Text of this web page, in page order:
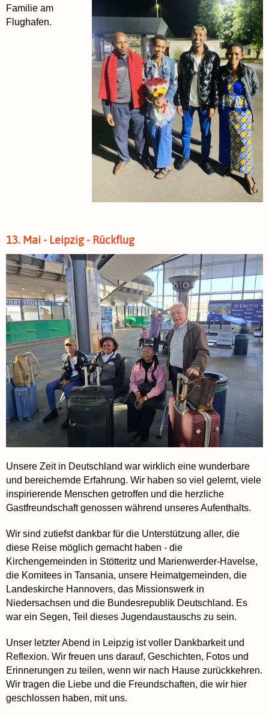
Familie am
Flughafen.
13. Mai - Leipzig - Rückflug
Unsere Zeit in Deutschland war wirklich eine wunderbare
und bereichernde Erfahrung. Wir haben so viel gelernt, viele
inspirierende Menschen getroffen und die herzliche
Gastfreundschaft genossen während unseres Aufenthalts.
Wir sind zutiefst dankbar für die Unterstützung aller, die
diese Reise möglich gemacht haben - die
Kirchengemeinden in Stötteritz und Marienwerder-Havelse,
die Komitees in Tansania, unsere Heimatgemeinden, die
Landeskirche Hannovers, das Missionswerk in
Niedersachsen und die Bundesrepublik Deutschland. Es
war ein Segen, Teil dieses Jugendaustauschs zu sein.
Unser letzter Abend in Leipzig ist voller Dankbarkeit und
Reflexion. Wir freuen uns darauf, Geschichten, Fotos und
Erinnerungen zu teilen, wenn wir nach Hause zurückkehren.
Wir tragen die Liebe und die Freundschaften, die wir hier
geschlossen haben, mit uns.